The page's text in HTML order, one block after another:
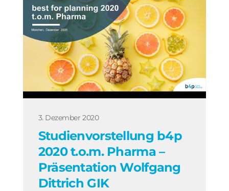
3. Dezember 2020
Studienvorstellung b4p
2020 t.o.m. Pharma –
Präsentation Wolfgang
Dittrich GIK